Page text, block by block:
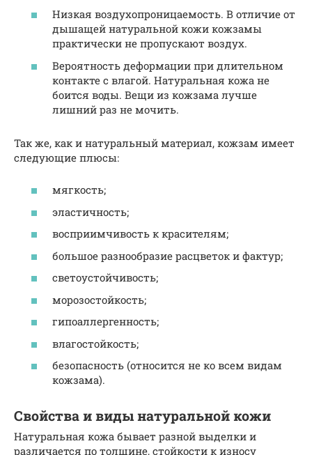
Низкая воздухопроницаемость. В отличие от
дышащей натуральной кожи кожзамы
практически не пропускают воздух.
Вероятность деформации при длительном
контакте с влагой. Натуральная кожа не
боится воды. Вещи из кожзама лучше
лишний раз не мочить.
Так же, как и натуральный материал, кожзам имеет
следующие плюсы:
мягкость;
эластичность;
восприимчивость к красителям;
большое разнообразие расцветок и фактур;
светоустойчивость;
морозостойкость;
гипоаллергенность;
влагостойкость;
безопасность (относится не ко всем видам
кожзама).
Свойства и виды натуральной кожи
Натуральная кожа бывает разной выделки и
различается по толщине, стойкости к износу